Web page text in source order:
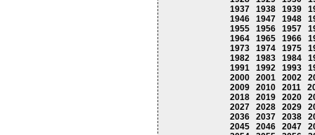
1937
1938 1939
1946
1947 1948
1955
1956 1957
1964
1965 1966
1973
1974 1975
1982
1983 1984
1991
1992 1993
2000
2001 2002
2009
2010 2011
2018
2019 2020
2027
2028 2029
2036
2037 2038
2045
2046 2047